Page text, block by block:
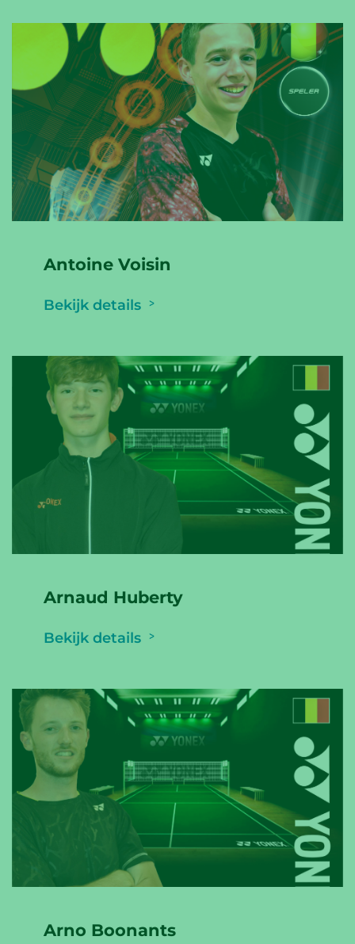
Antoine Voisin
Bekijk details
Arnaud Huberty
Bekijk details
Arno Boonants